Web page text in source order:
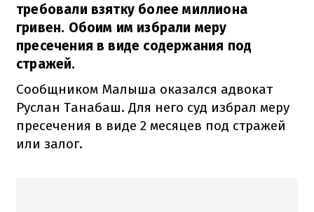
требовали взятку более миллиона
гривен. Обоим им избрали меру
пресечения в виде содержания под
стражей.
Сообщником Малыша оказался адвокат
Руслан Танабаш. Для него суд избрал меру
пресечения в виде 2 месяцев под стражей
или залог.